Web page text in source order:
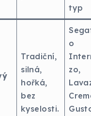
typ
Tradiční,
silná,
hořká,
bez
kyselosti.
o
zo,